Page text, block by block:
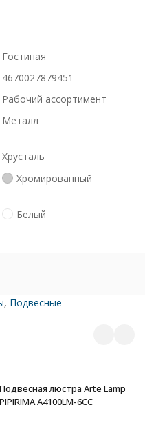
Гостиная
4670027879451
Рабочий ассортимент
Металл
Хрусталь
Хромированный
Белый
, Подвесные
Подвесная люстра Arte Lamp
PIPIRIMA A4100LM-6CC